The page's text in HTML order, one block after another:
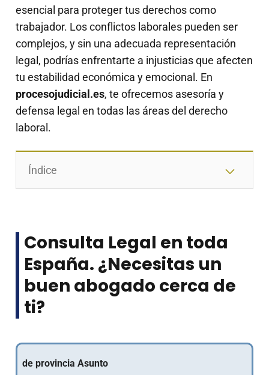
esencial para proteger tus derechos como
trabajador. Los conflictos laborales pueden ser
complejos, y sin una adecuada representación
legal, podrías enfrentarte a injusticias que afecten
tu estabilidad económica y emocional. En
procesojudicial.es, te ofrecemos asesoría y
defensa legal en todas las áreas del derecho
laboral.
Índice
Consulta Legal en toda
España. ¿Necesitas un
buen abogado cerca de
ti?
de provincia Asunto